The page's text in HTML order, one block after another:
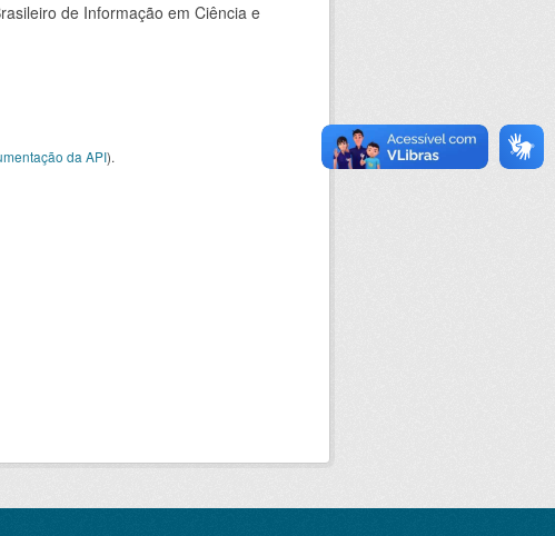
de Informação em Ciência e
da API).